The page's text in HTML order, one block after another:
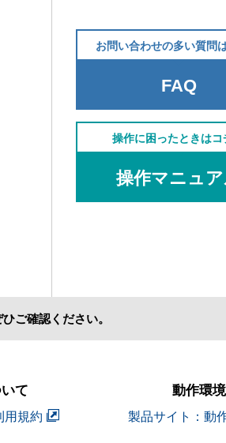
お問い合わせの多い質問
FAQ
操作に困ったときはコ
操作マニュ
ご確認ください。
て
用規約
動作環境
製品サイト：動